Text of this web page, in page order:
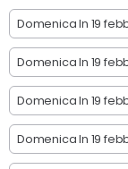
Domenica In 19
Domenica In 19
Domenica In 19
Domenica In 19